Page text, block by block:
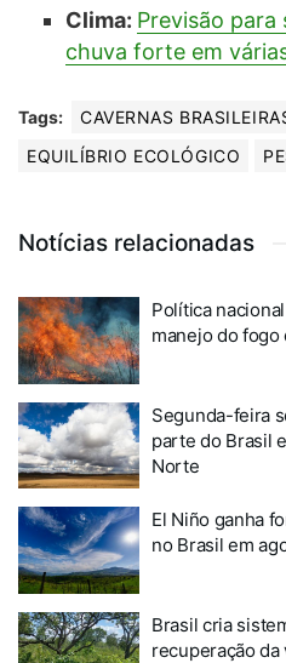
Clima: Previsão para
chuva forte em
Tags:
CAVERNAS
EQUILÍBRIO ECOLÓGICO
Notícias relacionadas
Política
manejo do
Segunda-feira
parte do Brasil
Norte
El Niño ganha
no Brasil em
Brasil cria
recuperação